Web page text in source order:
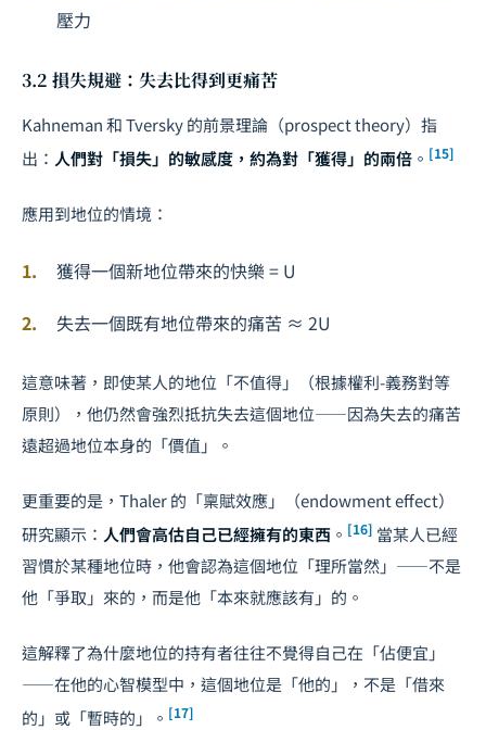
壓力
3.2 損失規避：失去比得到更痛苦
Kahneman 和 Tversky 的前景理論（prospect theory）指
出： 人們對「損失」的敏感度，約為對「獲得」的兩倍 。 [15]
應用到地位的情境：
獲得一個新地位帶來的快樂 = U
失去一個既有地位帶來的痛苦 ≈ 2U
這意味著，即使某人的地位「不值得」（根據權利-義務對等
原則），他仍然會強烈抵抗失去這個地位——因為失去的痛苦
遠超過地位本身的「價值」。
更重要的是，Thaler 的「稟賦效應」（endowment effect）
研究顯示： 人們會高估自己已經擁有的東西 。 [16] 當某人已經
習慣於某種地位時，他會認為這個地位「理所當然」——不是
他「爭取」來的，而是他「本來就應該有」的。
這解釋了為什麼地位的持有者往往不覺得自己在「佔便宜」
——在他的心智模型中，這個地位是「他的」，不是「借來
的」或「暫時的」。 [17]